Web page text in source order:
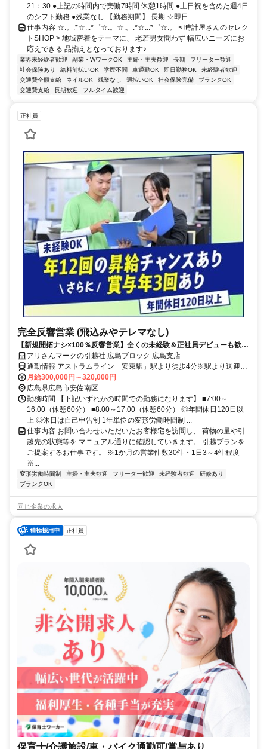
21：30 ●上記の時間内で実働7時間 休憩1時間 ●土日祝を含めた週4日
のシフト勤務 ●残業なし 【勤務期間】 長期 ☆即日...
仕事内容 ☆.。:*☆..:*゜☆.。☆.。:*☆..:*゜☆.。 < 時計屋さんのセレク
トSHOP > 地域密着をテーマに、 老若男女問わず 幅広いニーズにお
応えできる 品揃えとなっております♪...
業界未経験者歓迎 副業・WワークOK 主婦・主夫歓迎 長期
フリーター歓迎
社会保険あり
給料前払いOK 学歴不問 車通勤OK 即日勤務OK
未経験者歓迎
交通費全額支給
ネイルOK 残業なし 週払いOK 社会保険完備
ブランクOK
交通費支給
長期歓迎 フルタイム歓迎
正社員
完全反響営業 (飛込みやテレマなし)
【新規開拓ナシ×100％反響営業】全くの未経験＆正社員デビューも歓迎
毎月昇給あり／賞与年3回／その他手当充実
アリさんマークの引越社 広島ブロック 広島支店
通勤情報 アストラムライン「安東駅」駅より徒歩4分※駅より送迎あ
り
月給300,000円～320,000円
広島県広島市安佐南区
勤務時間 【下記いずれかの時間での勤務になります】 ■7:00～
16:00（休憩60分） ■8:00～17:00（休憩60分） ◎年間休日120日以
上 ◎休日は自己申告制 1年単位の変形労働時間制 ...
仕事内容 お問い合わせいただいたお客様宅を訪問し、 荷物の量や引
越先の状態等を マニュアル通りに確認していきます。 引越プランを
ご提案するお仕事です。 ※1か月の営業件数30件・1日3～4件程度
※...
変形労働時間制 主婦・主夫歓迎 フリーター歓迎 未経験者歓迎
研修あり
ブランクOK
同じ企業の求人
正社員